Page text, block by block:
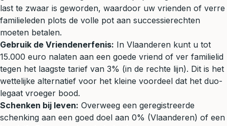
last te zwaar is geworden, waardoor uw vrienden of verre
familieleden plots de volle pot aan successierechten
moeten betalen.
Gebruik de Vriendenerfenis: In Vlaanderen kunt u tot
15.000 euro nalaten aan een goede vriend of ver familielid
tegen het laagste tarief van 3% (in de rechte lijn). Dit is het
wettelijke alternatief voor het kleine voordeel dat het duo-
legaat vroeger bood.
Schenken bij leven: Overweeg een geregistreerde
schenking aan een goed doel aan 0% (Vlaanderen) of een